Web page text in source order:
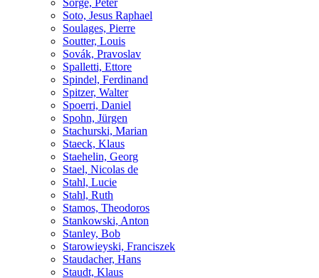
Soto, Jesus Raphael
Soulages, Pierre
Soutter, Louis
Sovák, Pravoslav
Spalletti, Ettore
Spindel, Ferdinand
Spitzer, Walter
Spoerri, Daniel
Spohn, Jürgen
Stachurski, Marian
Staeck, Klaus
Staehelin, Georg
Stael, Nicolas de
Stahl, Lucie
Stahl, Ruth
Stamos, Theodoros
Stankowski, Anton
Stanley, Bob
Starowieyski, Franciszek
Staudacher, Hans
Staudt, Klaus